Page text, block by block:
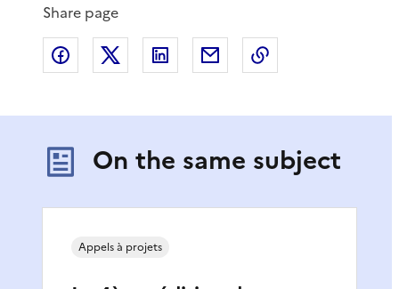
Share page
Share on Facebook
Share on XShare on LinkedIn
Share by email
On the same subject
Appels à projets